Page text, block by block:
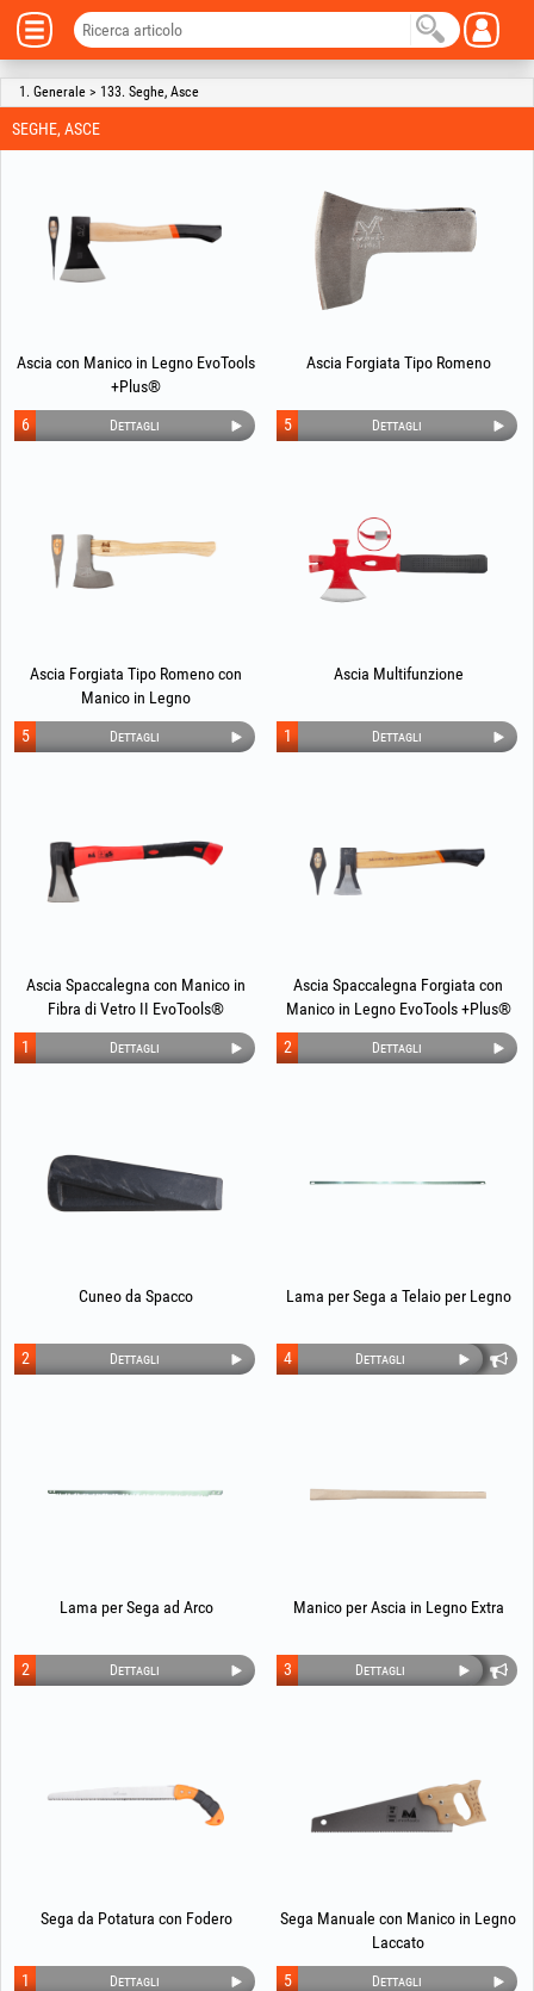
1. Generale > 133. Seghe, Asce
SEGHE, ASCE
Ascia con Manico in Legno EvoTools
+Plus®
Dettagli
6
Ascia Forgiata Tipo Romeno
Dettagli
5
Ascia Forgiata Tipo Romeno con
Manico in Legno
Dettagli
5
Ascia Multifunzione
Dettagli
1
Ascia Spaccalegna con Manico in
Fibra di Vetro II EvoTools®
Professional
Dettagli
1
Ascia Spaccalegna Forgiata con
Manico in Legno EvoTools +Plus®
Dettagli
2
Cuneo da Spacco
Dettagli
2
Lama per Sega a Telaio per Legno
Dettagli
4
Lama per Sega ad Arco
Dettagli
2
Manico per Ascia in Legno Extra
Dettagli
3
Sega da Potatura con Fodero
Dettagli
1
Sega Manuale con Manico in Legno
Laccato
Dettagli
5